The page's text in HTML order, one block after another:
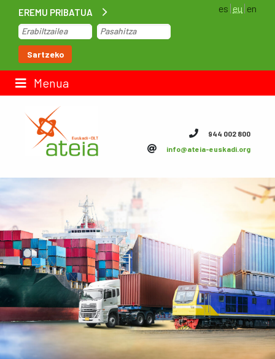
EREMU PRIBATUA
Sartzeko
es eu en
Menua
Hasiera
Lan-poltsa
Kontaktua
Feteia
Azpiegiturak
ateia Bizkaia
ateia Gipuzkoa
Dokumentazioa
Albisteak
944 002 800
info@ateia-euskadi.org